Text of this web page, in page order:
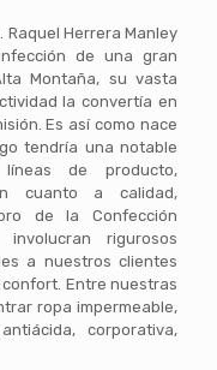
Raquel Herrera Manley
de una gran
Montaña, su vasta
la convertía en
Es así como nace
tendría una notable
de producto,
cuanto a calidad,
de la Confección
involucran rigurosos
a nuestros clientes
Entre nuestras
ropa impermeable,
corporativa,